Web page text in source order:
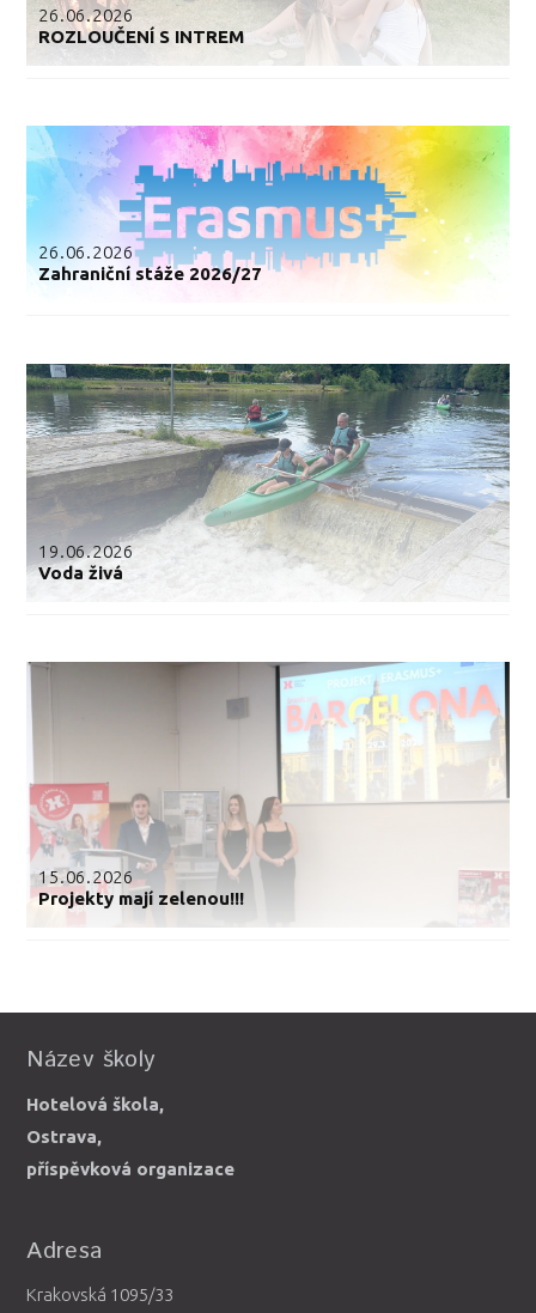
26.06.2026
ROZLOUČENÍ S INTREM
26.06.2026
Zahraniční stáže 2026/27
19.06.2026
Voda živá
15.06.2026
Projekty mají zelenou!!!
Název školy
Hotelová škola,
Ostrava,
příspěvková organizace
Adresa
Krakovská 1095/33